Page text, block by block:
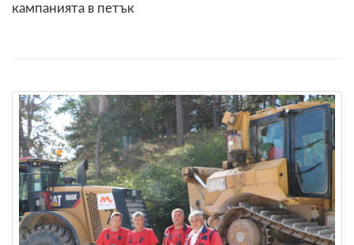
кампанията в петък